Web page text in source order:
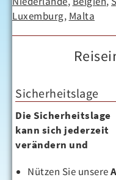
Luxemburg, Malta
Sicherheitslage
Die Sicherheitslage
kann sich jederzeit
verändern und
entwickeln. Daher
Nützen Sie unsere